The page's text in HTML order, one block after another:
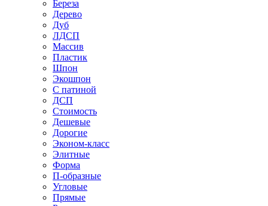
Береза
Дерево
Дуб
ЛДСП
Массив
Пластик
Шпон
Экошпон
С патиной
ДСП
Стоимость
Дешевые
Дорогие
Эконом-класс
Элитные
Форма
П-образные
Угловые
Прямые